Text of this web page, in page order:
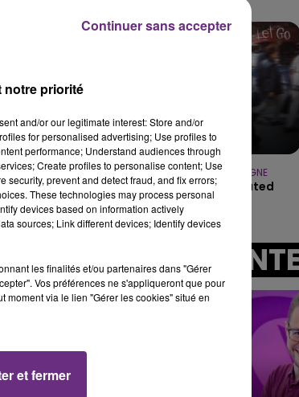
FM
6h00 - 10h00
LA FAMILLE
FERME
centre-ville
est contraint de
AVRIL LAVIGNE
Complicated
A
notre priorité
and/or our legitimate interest: Store and/or
for personalised advertising; Use profiles to
performance; Understand audiences through
Create profiles to personalise content; Use
security, prevent and detect fraud, and fix errors;
These technologies may process personal
devices based on information actively
sources; Link different devices; Identify devices
les finalités et/ou partenaires dans "Gérer
Vos préférences ne s'appliqueront que pour
moment via le lien "Gérer les cookies" situé en
et fermer
Continuer sans accepter